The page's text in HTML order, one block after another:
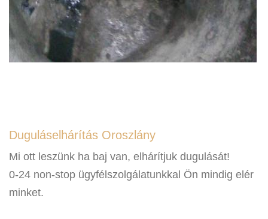
Duguláselhárítás Oroszlány
Mi ott leszünk ha baj van, elhárítjuk dugulását!
0-24 non-stop ügyfélszolgálatunkkal Ön mindig elér
minket.